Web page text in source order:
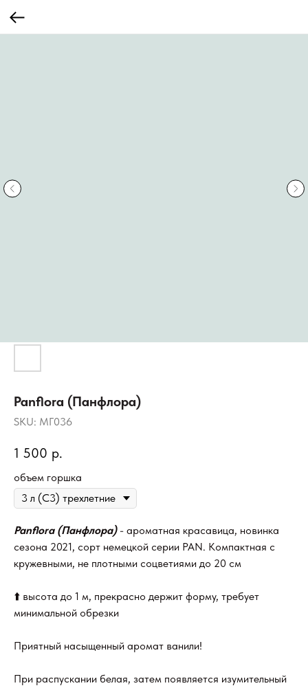
Panflora (Панфлора)
SKU: МГ036
1 500 р.
объем горшка
Panflora (Панфлора) - ароматная красавица, новинка
сезона 2021, сорт немецкой серии PAN. Компактная с
кружевными, не плотными соцветиями до 20 см
⬆️ высота до 1 м, прекрасно держит форму, требует
минимальной обрезки
Приятный насыщенный аромат ванили!
При распускании белая, затем появляется изумительный